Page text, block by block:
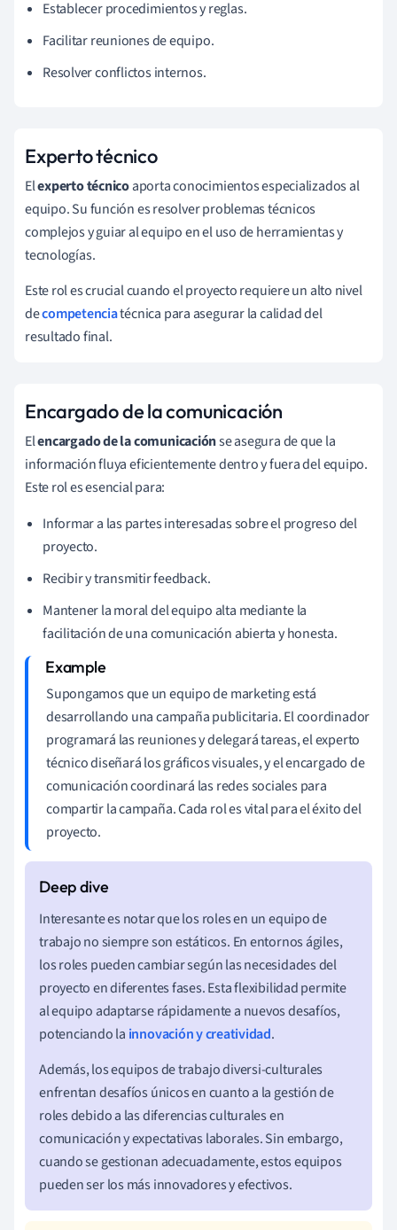
Establecer procedimientos y reglas.
Facilitar reuniones de equipo.
Resolver conflictos internos.
Experto técnico
Elexperto técnicoaporta conocimientos especializados al
equipo. Su función es resolver problemas técnicos
complejos y guiar al equipo en el uso de herramientas y
tecnologías.
Este rol es crucial cuando el proyecto requiere un alto nivel
decompetenciatécnica para asegurar la calidad del
resultado final.
Encargado de la comunicación
Elencargado de la comunicaciónse asegura de que la
información fluya eficientemente dentro y fuera del equipo.
Este rol es esencial para:
Informar a las partes interesadas sobre el progreso del
proyecto.
Recibir y transmitir feedback.
Mantener la moral del equipo alta mediante la
facilitación de una comunicación abierta y honesta.
Supongamos que un equipo de marketing está
desarrollando una campaña publicitaria. El coordinador
programará las reuniones y delegará tareas, el experto
técnico diseñará los gráficos visuales, y el encargado de
comunicación coordinará las redes sociales para
compartir la campaña. Cada rol es vital para el éxito del
proyecto.
Interesante es notar que los roles en un equipo de
trabajo no siempre son estáticos. En entornos ágiles,
los roles pueden cambiar según las necesidades del
proyecto en diferentes fases. Esta flexibilidad permite
al equipo adaptarse rápidamente a nuevos desafíos,
potenciando la innovación y creatividad.
Además, los equipos de trabajo diversi-culturales
enfrentan desafíos únicos en cuanto a la gestión de
roles debido a las diferencias culturales en
comunicación y expectativas laborales. Sin embargo,
cuando se gestionan adecuadamente, estos equipos
pueden ser los más innovadores y efectivos.